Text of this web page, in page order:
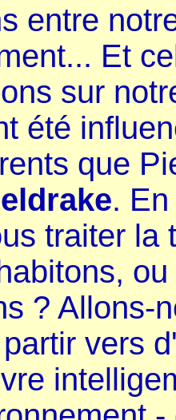
entre
Et
sur
été
que
.
traiter la
? Allons-
vers